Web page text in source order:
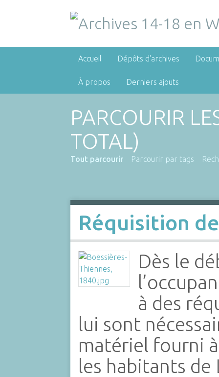
Accueil Dépôts d'archives
À propos Derniers ajouts
PARCOURIR
TOTAL)
Tout parcourir Parcourir par tags
Réquisition
Dès le
à des
lui sont
matériel fourni
les habitants de